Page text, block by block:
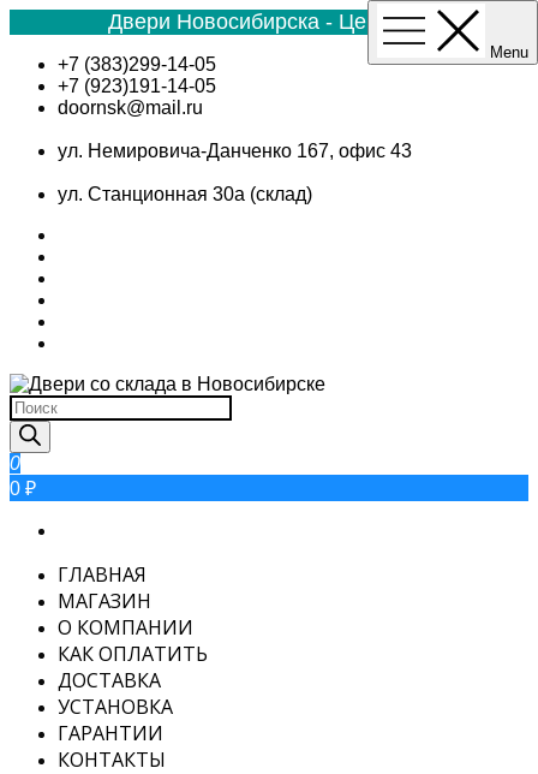
Двери Новосибирска - Цена №1
Skip
content
+7 (383)299-14-05
+7 (923)191-14-05
doornsk@mail.ru
ул. Немировича-Данченко 167, офис 43
ул. Станционная 30а (склад)
Поиск
товаров
0
0 ₽
Menu
ГЛАВНАЯ
МАГАЗИН
О КОМПАНИИ
КАК ОПЛАТИТЬ
ДОСТАВКА
УСТАНОВКА
ГАРАНТИИ
КОНТАКТЫ